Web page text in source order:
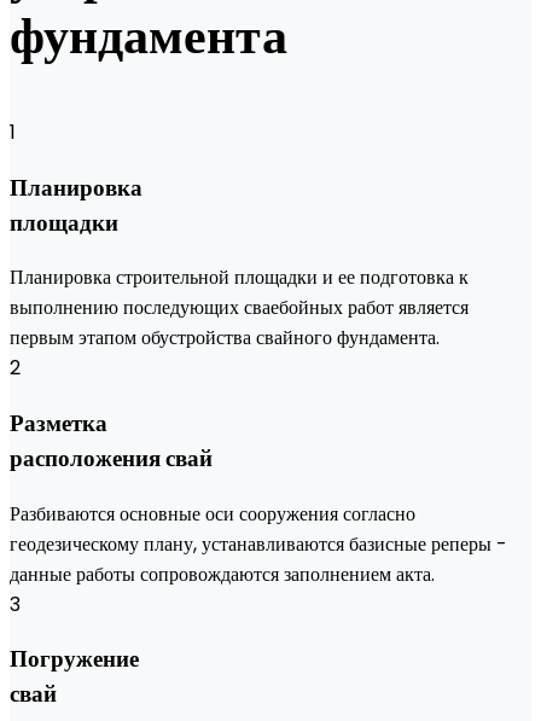
фундамента
1
Планировка
площадки
Планировка строительной площадки и ее подготовка к
выполнению последующих сваебойных работ является
первым этапом обустройства свайного фундамента.
2
Разметка
расположения свай
Разбиваются основные оси сооружения согласно
геодезическому плану, устанавливаются базисные реперы -
данные работы сопровождаются заполнением акта.
3
Погружение
свай